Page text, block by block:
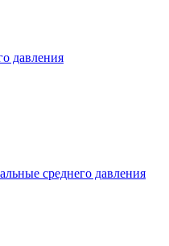
давления
среднего давления